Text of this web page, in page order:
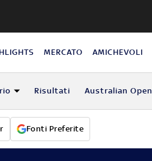
MERCATO AMICHEVOLI
Risultati Australian Open
Fonti Preferite